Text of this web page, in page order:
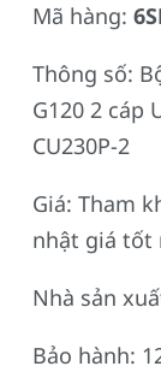
Mã hàng:
Thông số:
G120 2 cáp
CU230P-2
Giá: Tham
nhật giá tốt
Nhà sản
Bảo hành: